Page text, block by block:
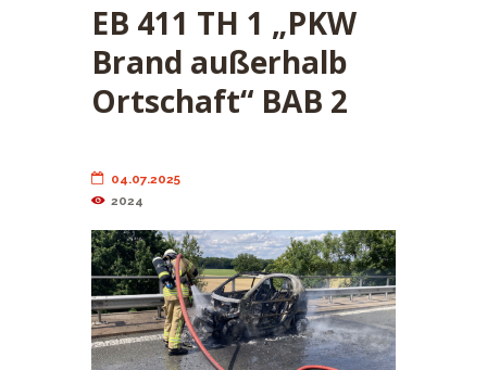
EB 411 TH 1 „PKW
Brand außerhalb
Ortschaft“ BAB 2
04.07.2025
2024